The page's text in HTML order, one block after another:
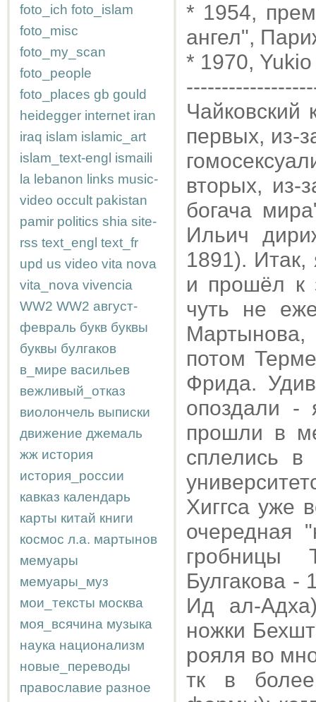
foto_ich foto_islam
foto_misc
foto_my_scan
foto_people
foto_places gb gould
heidegger internet iran
iraq islam islamic_art
islam_text-engl ismaili
la lebanon links music-
video occult pakistan
pamir politics shia site-
rss text_engl text_fr
upd us video vita nova
vita_nova vivencia
WW2 WW2 август-
февраль букв буквы
буквы булгаков
в_мире васильев
вежливый_отказ
виолончель выписки
движение джемаль
жж история
история_россии
кавказ календарь
карты китай книги
космос л.а. мартынов
мемуары
мемуары_муз
мои_тексты москва
моя_всячина музыка
наука национализм
новые_переводы
православие разное
* 1954,
ангел",
* 1970,
Чайковский
первых, из-
вторых, из-
богача
Ильич
1891). Итак,
и прошёл к
чуть не
потом
Фрида.
опоздали
прошли в
сплелись в
Хиггса уже
очередная
гробницы
Булгакова -
Ид ал-
ножки
рояля во
тк в